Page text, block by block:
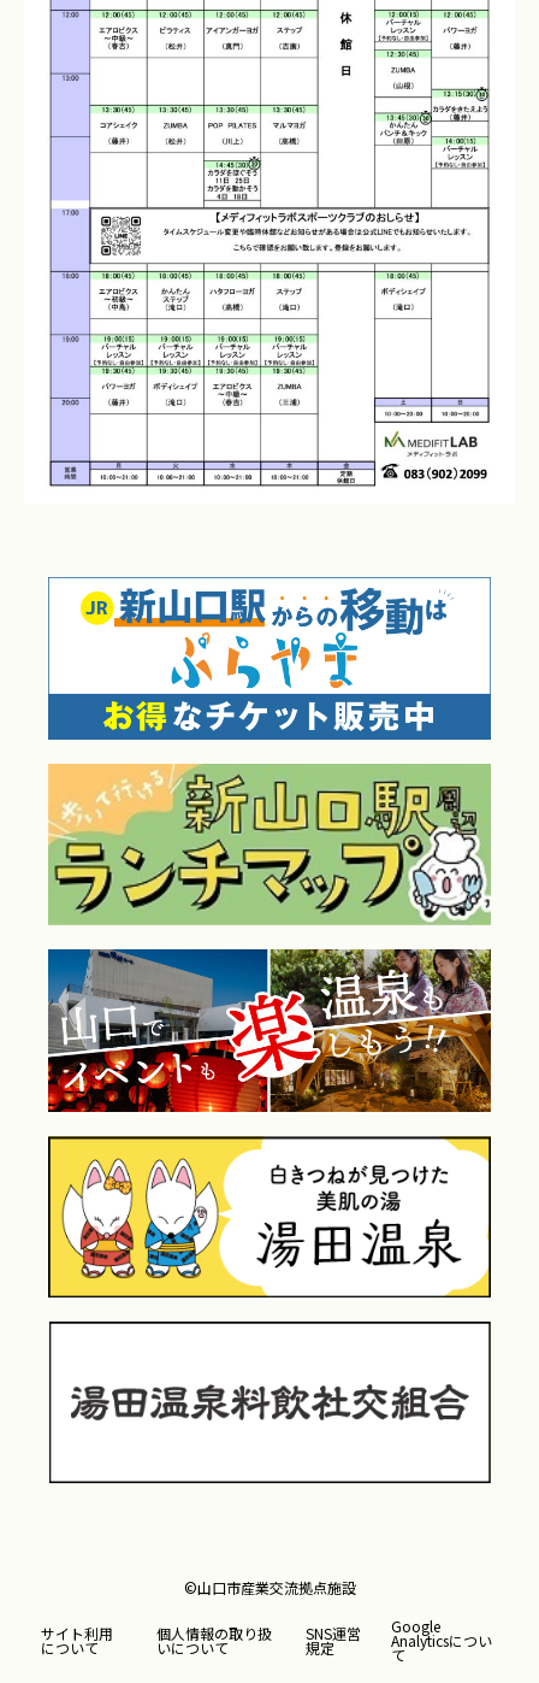
©山口市産業交流拠点施設
サイト利用
について
個人情報の取り扱
いについて
SNS運営
規定
Google
Analyticsについ
て